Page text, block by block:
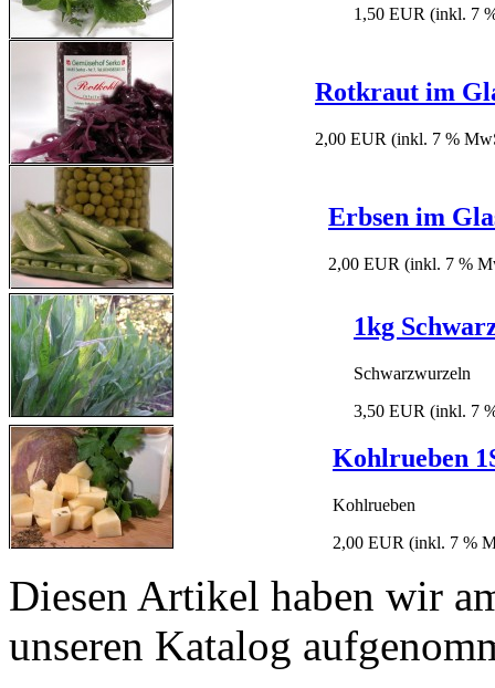
1,50 EUR (inkl. 7
Rotkraut im
2,00 EUR (inkl. 7 %
Erbsen im
2,00 EUR (inkl. 7 %
1kg
Schwarzwurzeln
3,50 EUR (inkl. 7
Kohlrueben
Kohlrueben
2,00 EUR (inkl. 7 %
Diesen Artikel haben wir
unseren Katalog